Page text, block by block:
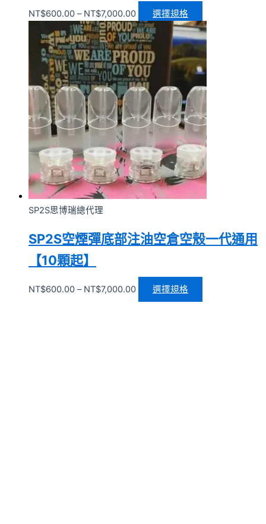
NT$600.00 – NT$7,000.00 選擇規格
SP2S思博瑞總代理
SP2S空煙彈底部注油空倉空殼一代通用
【10顆起】
NT$600.00 – NT$7,000.00 選擇規格